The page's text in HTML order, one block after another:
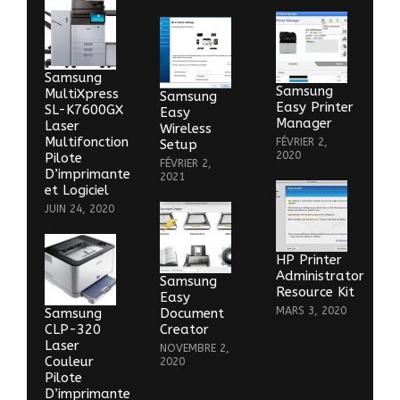
Samsung
MultiXpress
SL-K7600GX
Laser
Multifonction
Pilote
D’imprimante
et Logiciel
JUIN 24, 2020
Samsung
CLP-320
Laser
Couleur
Pilote
D’imprimante
Samsung
Easy
Wireless
Setup
FÉVRIER 2,
2021
Samsung
Easy
Document
Creator
NOVEMBRE 2,
2020
Samsung
Easy Printer
Manager
FÉVRIER 2,
2020
HP Printer
Administrator
Resource Kit
MARS 3, 2020